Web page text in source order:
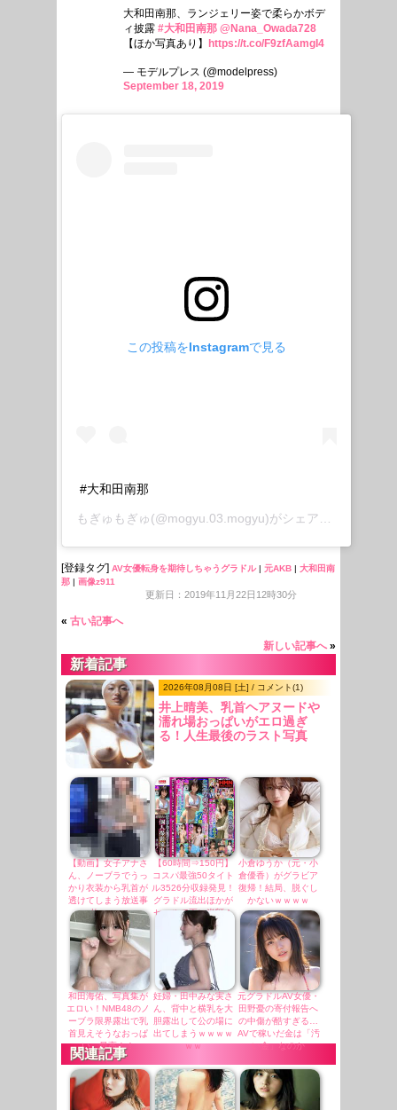
大和田南那、ランジェリー姿で柔らかボデ
ィ披露 #大和田南那 @Nana_Owada728
【ほか写真あり】
https://t.co/F9zfAamgI4
— モデルプレス (@modelpress)
September 18, 2019
この投稿をInstagramで見る
#大和田南那
もぎゅもぎゅ(@mogyu.03.mogyu)がシェアした投稿 –
[登録タグ] AV女優転身を期待しちゃうグラドル| 元AKB | 大和田南
那 | 画像z911
更新日：2019年11月22日12時30分
« 古い記事へ
新しい記事へ»
新着記事
2026年08月08日 [土] / コメント(1)
井上晴美、乳首ヘアヌードや
濡れ場おっぱいがエロ過ぎ
る！人生最後のラスト写真
【動画】女子アナさ
ん、ノーブラでうっ
かり衣装から乳首が
透けてしまう放送事
故ｗｗｗ
【60時間⇒150円】
コスパ最強50タイト
ル3526分収録発見！
グラドル流出ほかが
セールで更に半額！
小倉ゆうか（元・小
倉優香）がグラビア
復帰！結局、脱ぐし
かないｗｗｗｗ
和田海佑、写真集が
エロい！NMB48のノ
ーブラ限界露出で乳
首見えそうなおっぱ
い、最高！！
妊婦・田中みな実さ
ん、背中と横乳を大
胆露出して公の場に
出てしまうｗｗｗｗ
ｗｗ
元グラドルAV女優・
田野憂の寄付報告へ
の中傷が酷すぎる…
AVで稼いだ金は「汚
い金」なのか
関連記事